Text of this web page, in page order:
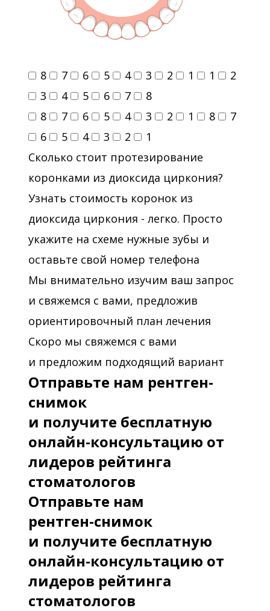
8 7 6 5 4 3 2 1 1
2
3
4 5 6 7
8
8
7 6 5 4 3 2 1 8
7
6
5 4 3 2
1
Сколько стоит протезирование
коронками из диоксида циркония?
Узнать стоимость коронок из
диоксида циркония - легко. Просто
укажите на схеме нужные зубы и
оставьте свой номер телефона
Мы внимательно изучим ваш запрос
и свяжемся с вами, предложив
ориентировочный план лечения
Скоро мы свяжемся с вами
и предложим подходящий вариант
Отправьте нам рентген-
снимок
и получите бесплатную
онлайн-консультацию от
лидеров рейтинга
стоматологов
Отправьте нам
рентген-снимок
и получите бесплатную
онлайн-консультацию от
лидеров рейтинга
стоматологов